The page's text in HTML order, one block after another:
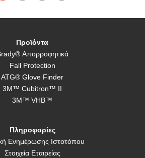
Προϊόντα
Απορροφητικά
Fall Protection
ATG® Glove Finder
3M™ Cubitron™ II
3M™ VHB™
Πληροφορίες
Ενημέρωσης Ιστοτόπου
Στοιχεία Εταιρείας